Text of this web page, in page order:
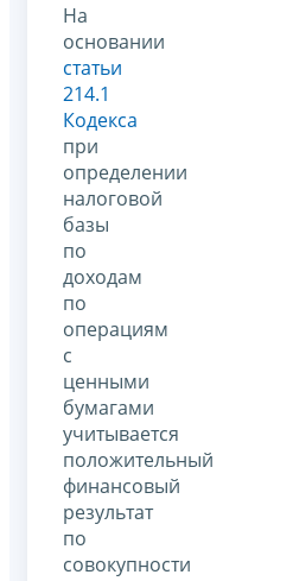
На
основании
статьи
214.1
Кодекса
при
определении
налоговой
базы
по
доходам
по
операциям
с
ценными
бумагами
учитывается
положительный
финансовый
результат
по
совокупности